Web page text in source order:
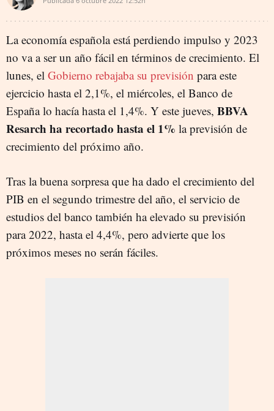
La economía española está perdiendo impulso y 2023
no va a ser un año fácil en términos de crecimiento. El
lunes, el Gobierno rebajaba su previsión para este
ejercicio hasta el 2,1%, el miércoles, el Banco de
España lo hacía hasta el 1,4%. Y este jueves, BBVA
Resarch ha recortado hasta el 1% la previsión de
crecimiento del próximo año.
Tras la buena sorpresa que ha dado el crecimiento del
PIB en el segundo trimestre del año, el servicio de
estudios del banco también ha elevado su previsión
para 2022, hasta el 4,4%, pero advierte que los
próximos meses no serán fáciles.